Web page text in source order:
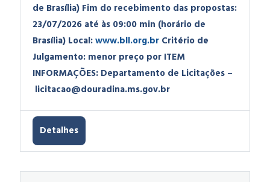
de Brasília) Fim do recebimento das propostas:
23/07/2026 até às 09:00 min (horário de
Brasília) Local:www.bll.org.br Critério de
Julgamento: menor preço por ITEM
INFORMAÇÕES: Departamento de Licitações –
licitacao@douradina.ms.gov.br
Detalhes